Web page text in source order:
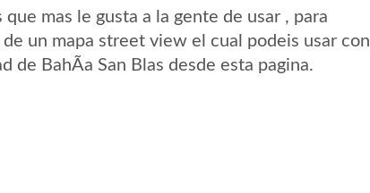
mas le gusta a la gente de usar , para
un mapa street view el cual podeis usar con
de BahÃ­a San Blas desde esta pagina.